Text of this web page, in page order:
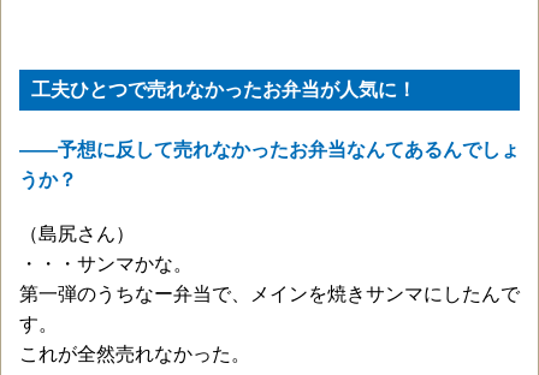
工夫ひとつで売れなかったお弁当が人気に！
——予想に反して売れなかったお弁当なんてあるんでしょ
うか？
（島尻さん）
・・・サンマかな。
第一弾のうちなー弁当で、メインを焼きサンマにしたんで
す。
これが全然売れなかった。